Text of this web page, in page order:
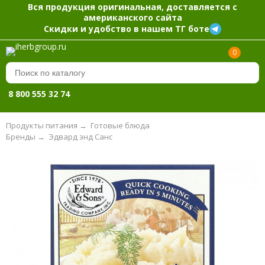
Вся продукция оригинальная, доставляется с
американского сайта
Скидки и удобство в нашем ТГ боте
0
8 800 555 32 74
Продукты питания → Готовые блюда
Эдвард энд Санс
Бренды →